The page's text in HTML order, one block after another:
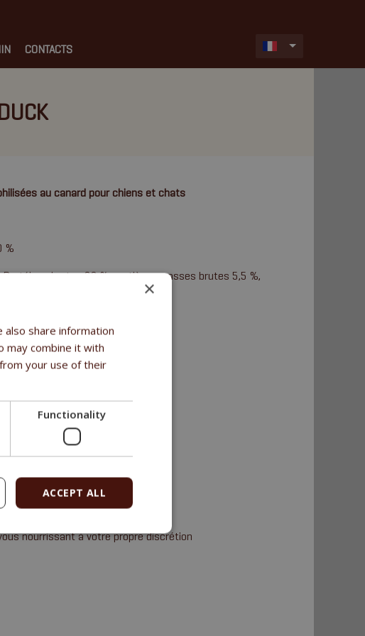
CONTACTS
au canard pour chiens et chats
%
Protéines brutes 80 %, matières grasses brutes 5,5 %,
nourrissant à votre propre discrétion
×
also share information
may combine it with
your use of their
Functionality
ACCEPT ALL